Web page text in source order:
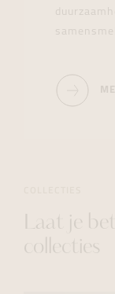
Laat je
collecties